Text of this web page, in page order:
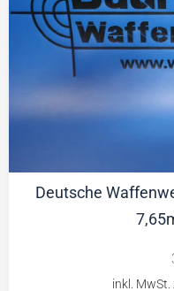
Deutsche